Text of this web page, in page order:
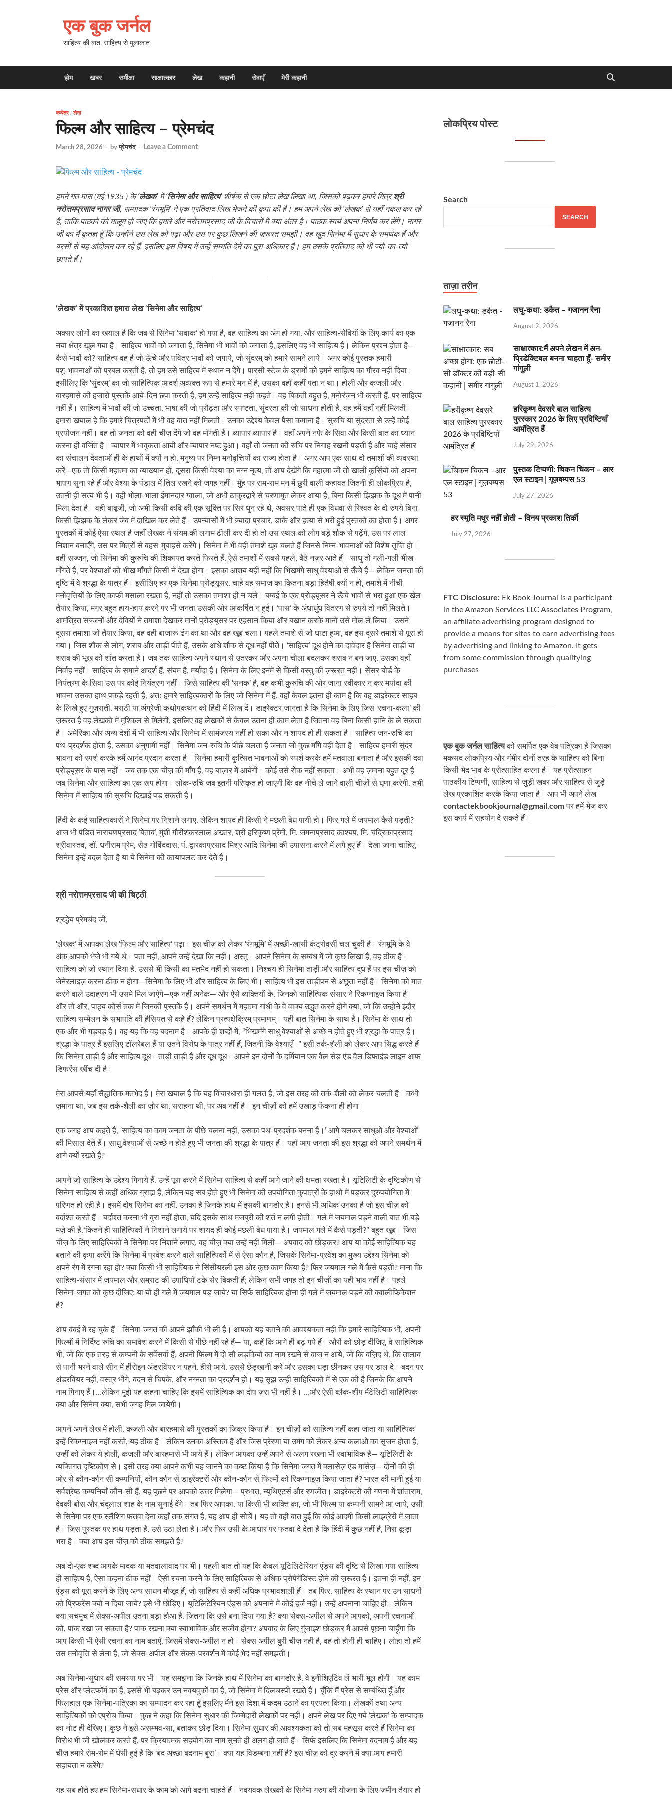
एक बुक जर्नल
साहित्य की बात, साहित्य से मुलाकात
होम खबर समीक्षा साक्षात्कार लेख कहानी सेवाएँ मेरी कहानी
कथेतर/ लेख
फिल्म और साहित्य – प्रेमचंद
March 28, 2026 - by प्रेमचंद - Leave a Comment
हमने गत मास (मई 1935 ) के‘लेखक’में‘सिनेमा और साहित्य’शीर्षक से एक छोटा लेख लिखा था, जिसको पढ़कर हमारे मित्रश्री
नरोत्तमप्रसाद नागर जी, सम्पादक ‘रंगभूमि’ ने एक प्रतिवाद लिख भेजने की कृपा की है। हम अपने लेख को ‘लेखक’ से यहाँ नकल कर रहे
हैं, ताकि पाठकों को मालूम हो जाए कि हमारे और नरोत्तमप्रसाद जी के विचारों में क्या अंतर है। पाठक स्वयं अपना निर्णय कर लेंगे। नागर
जी का मैं कृतज्ञ हूँ कि उन्होंने उस लेख को पढ़ा और उस पर कुछ लिखने की ज़रूरत समझी। वह खुद सिनेमा में सुधार के समर्थक हैं और
बरसों से यह आंदोलन कर रहे हैं, इसलिए इस विषय में उन्हें सम्मति देने का पूरा अधिकार है। हम उसके प्रतिवाद को भी ज्यों-का-त्यों
छापते हैं।
‘लेखक’ में प्रकाशित हमारा लेख ‘सिनेमा और साहित्य’
अक्सर लोगों का खयाल है कि जब से सिनेमा ‘सवाक’ हो गया है, वह साहित्य का अंग हो गया, और साहित्य-सेवियों के लिए कार्य का एक
नया क्षेत्र खुल गया है। साहित्य भावों को जगाता है, सिनेमा भी भावों को जगाता है, इसलिए वह भी साहित्य है। लेकिन प्रश्न होता है—
कैसे भावों को? साहित्य वह है जो ऊँचे और पवित्र भावों को जगाये, जो सुंदरम् को हमारे सामने लाये। अगर कोई पुस्तक हमारी
पशु‑भावनाओं को प्रबल करती है, तो हम उसे साहित्य में स्थान न देंगे। पारसी स्टेज के ड्रामों को हमने साहित्य का गौरव नहीं दिया।
इसीलिए कि ‘सुंदरम्’ का जो साहित्यिक आदर्श अव्यक्त रूप से हमारे मन में है, उसका वहाँ कहीं पता न था। होली और कजली और
बारहमासे की हजारों पुस्तकें आये-दिन छपा करती हैं, हम उन्हें साहित्य नहीं कहते। वह बिकती बहुत हैं, मनोरंजन भी करती हैं, पर साहित्य
नहीं हैं। साहित्य में भावों की जो उच्चता, भाषा की जो प्रौढ़ता और स्पष्टता, सुंदरता की जो साधना होती है, वह हमें वहाँ नहीं मिलती।
हमारा खयाल हे कि हमारे चित्रपटों में भी वह बात नहीं मिलती। उनका उद्देश्य केवल पैसा कमाना है। सुरुचि या सुंदरता से उन्हें कोई
प्रयोजन नहीं। वह तो जनता को वही चीज़ देंगे जो वह माँगती है। व्यापार व्यापार है। वहाँ अपने नफे के सिवा और किसी बात का ध्यान
करना ही वर्जित है। व्यापार में भावुकता आयी और व्यापार नष्ट हुआ। वहाँ तो जनता की रुचि पर निगाह रखनी पड़ती है और चाहे संसार
का संचालन देवताओं ही के हाथों में क्यों न हो, मनुष्य पर निम्न मनोवृत्तियों का राज्य होता है। अगर आप एक साथ दो तमाशों की व्यवस्था
करें—एक तो किसी महात्मा का व्याख्यान हो, दूसरा किसी वेश्या का नग्न नृत्य, तो आप देखेंगे कि महात्मा जी तो खाली कुर्सियों को अपना
भाषण सुना रहे हैं और वेश्या के पंडाल में तिल रखने को जगह नहीं। मुँह पर राम-राम मन में छुरी वाली कहावत जितनी ही लोकप्रिय है,
उतनी ही सत्य भी है। वही भोला-भाला ईमानदार ग्वाला, जो अभी ठाकुरद्वारे से चरणामृत लेकर आया है, बिना किसी झिझक के दूध में पानी
मिला देता है। वही बाबूजी, जो अभी किसी कवि की एक सूक्ति पर सिर धुन रहे थे, अवसर पाते ही एक विधवा से रिश्वत के दो रुपये बिना
किसी झिझक के लेकर जेब में दाखिल कर लेते हैं। उपन्यासों में भी ज़्यादा प्रचार, डाके और हत्या से भरी हुई पुस्तकों का होता है। अगर
पुस्तकों में कोई ऐसा स्थल है जहाँ लेखक ने संयम की लगाम ढीली कर दी हो तो उस स्थल को लोग बड़े शौक से पढ़ेंगे, उस पर लाल
निशान बनाएँगे, उस पर मित्रों से बहस-मुबाहसे करेंगे। सिनेमा में भी वही तमाशे खूब चलते हैं जिनसे निम्न-भावनाओं की विशेष तृप्ति हो।
वही सज्जन, जो सिनेमा की कुरुचि की शिकायत करते फिरते हैं, ऐसे तमाशों में सबसे पहले, बैठे नज़र आते हैं। साधु तो गली-गली भीख
माँगते हैं, पर वेश्याओं को भीख माँगते किसी ने देखा होगा। इसका आशय यही नहीं कि भिखमंगे साधु वेश्याओं से ऊँचे हैं— लेकिन जनता की
दृष्टि में वे श्रद्धा के पात्र हैं। इसीलिए हर एक सिनेमा प्रोड्यूसर, चाहे वह समाज का कितना बड़ा हितैषी क्यों न हो, तमाशे में नीची
मनोवृत्तियों के लिए काफी मसाला रखता है, नहीं तो उसका तमाशा ही न चले। बम्बई के एक प्रोड्यूसर ने ऊँचे भावों से भरा हुआ एक खेल
तैयार किया, मगर बहुत हाय-हाय करने पर भी जनता उसकी ओर आकर्षित न हुई। ’पास’ के अंधाधुंध वितरण से रुपये तो नहीं मिलते।
आमंत्रित सज्जनों और देवियों ने तमाशा देखकर मानों प्रोड्यूसर पर एहसान किया और बखान करके मानों उसे मोल ले लिया। उसने
दूसरा तमाशा जो तैयार किया, वह वही बाजारू ढंग का था और वह खूब चला। पहले तमाशे से जो घाटा हुआ, वह इस दूसरे तमाशे से पूरा हो
गया। जिस शौक से लोग, शराब और ताड़ी पीते हैं, उसके आधे शौक से दूध नहीं पीते। ‘साहित्य’ दूध होने का दावेदार है सिनेमा ताड़ी या
शराब की भूख को शांत करता है। जब तक साहित्य अपने स्थान से उतरकर और अपना चोला बदलकर शराब न बन जाए, उसका वहाँ
निर्वाह नहीं। साहित्य के समाने आदर्श हैं, संयम है, मर्यादा है। सिनेमा के लिए इनमें से किसी वस्तु की ज़रूरत नहीं। सेंसर बोर्ड के
नियंत्रण के सिवा उस पर कोई नियंत्रण नहीं। जिसे साहित्य की ‘सनक’ है, वह कभी कुरुचि की ओर जाना स्वीकार न कर मर्यादा की
भावना उसका हाथ पकड़े रहती है, अतः हमारे साहित्यकारों के लिए जो सिनेमा में हैं, वहाँ केवल इतना ही काम है कि वह डाइरेक्टर साहब
के लिखे हुए गुज़राती, मराठी या अंग्रेजी कथोपकथन को हिंदी में लिख दें। डाइरेक्टर जानता है कि सिनेमा के लिए जिस ‘रचना-कला’ की
ज़रूरत है वह लेखकों में मुश्किल से मिलेगी, इसलिए वह लेखकों से केवल उतना ही काम लेता है जितना वह बिना किसी हानि के ले सकता
है। अमेरिका और अन्य देशों में भी साहित्य और सिनेमा में सामंजस्य नहीं हो सका और न शायद हो ही सकता है। साहित्य जन-रुचि का
पथ‑प्रदर्शक होता है, उसका अनुगामी नहीं। सिनेमा जन-रुचि के पीछे चलता है जनता जो कुछ माँगे वही देता है। साहित्य हमारी सुंदर
भावना को स्पर्श करके हमें आनंद प्रदान करता है। सिनेमा हमारी कुत्सित भावनाओं को स्पर्श करके हमें मतवाला बनाता है और इसकी दवा
प्रोड्यूसर के पास नहीं। जब तक एक चीज़ की माँग है, वह बाज़ार में आयेगी। कोई उसे रोक नहीं सकता। अभी वह ज़माना बहुत दूर है
जब सिनेमा और साहित्य का एक रूप होगा। लोक-रुचि जब इतनी परिष्कृत हो जाएगी कि वह नीचे ले जाने वाली चीज़ों से घृणा करेगी, तभी
सिनेमा में साहित्य की सुरुचि दिखाई पड़ सकती है।
हिंदी के कई साहित्यकारों ने सिनेमा पर निशाने लगाए, लेकिन शायद ही किसी ने मछली बेध पायी हो। फिर गले में जयमाल कैसे पड़ती?
आज भी पंडित नारायणप्रसाद ’बेताब’, मुंशी गौरीशंकरलाल अख्तर, श्री हरिकृष्ण प्रेमी, मि. जमनाप्रसाद काश्यप, मि. चंद्रिकाप्रसाद
श्रीवास्तव, डॉ. धनीराम प्रेम, सेठ गोविंददास, पं. द्वारकाप्रसाद मिश्र आदि सिनेमा की उपासना करने में लगे हुए हैं। देखा जाना चाहिए,
सिनेमा इन्हें बदल देता है या ये सिनेमा की कायापलट कर देते हैं।
श्री नरोत्तमप्रसाद जी की चिट्ठी
श्रद्धेय प्रेमचंद जी,
‘लेखक’ में आपका लेख ‘फिल्म और साहित्य’ पढ़ा। इस चीज़ को लेकर ‘रंगभूमि’ में अच्छी-खासी कंट्रोवर्सी चल चुकी है। रंगभूमि के वे
अंक आपको भेजे भी गये थे। पता नहीं, आपने उन्हें देखा कि नहीं। अस्तु। आपने सिनेमा के सम्बंध में जो कुछ लिखा है, वह ठीक है।
साहित्य को जो स्थान दिया है, उससे भी किसी का मतभेद नहीं हो सकता। निश्चय ही सिनेमा ताड़ी और साहित्य दूध हैं पर इस चीज़ को
जेनेरलाइज़ करना ठीक न होगा—सिनेमा के लिए भी और साहित्य के लिए भी। साहित्य भी इस ताड़ीपन से अछूता नहीं है। सिनेमा को मात
करने वाले उदाहरण भी उसमे मिल जाएँगे—एक नहीं अनेक— और ऐसे व्यक्तियों के, जिनको साहित्यिक संसार ने रिकग्नाइज किया है।
और तो और, पाठ्य कोर्स तक में जिनकी पुस्तकें हैं। अपने समर्थन में महात्मा गांधी के वे वाक्य उद्धृत करने होंगे क्या, जो कि उन्होंने इंदौर
साहित्य सम्मेलन के सभापति की हैसियत से कहे हैं? लेकिन प्रत्यक्षेक्रिम् प्रमाणम्। यही बात सिनेमा के साथ है। सिनेमा के साथ तो
एक और भी गड़बड़ है। वह यह कि वह बदनाम है। आपके ही शब्दों में, “भिखमंगे साधु वेश्याओं से अच्छे न होते हुए भी श्रद्धा के पात्र हैं।
श्रद्धा के पात्र हैं इसलिए टॉलरेबल हैं या उतने विरोध के पात्र नहीं हैं, जितनी कि वेश्याएँ।” इसी तर्क-शैली को लेकर आप सिद्ध करते हैं
कि सिनेमा ताड़ी है और साहित्य दूध। ताड़ी ताड़ी है और दूध दूध। आपने इन दोनों के दर्मियान एक वैल सेड एंड वैल डिफाइंड लाइन आफ
डिफरेंस खींच दी है।
मेरा आपसे यहाँ सैद्धांतिक मतभेद है। मेरा खयाल है कि यह विचारधारा ही गलत है, जो इस तरह की तर्क-शैली को लेकर चलती है। कभी
ज़माना था, जब इस तर्क-शैली का ज़ोर था, सराहना थी, पर अब नहीं है। इन चीज़ों को हमें उखाड़ फेंकना ही होगा।
एक जगह आप कहते हैं, ‘साहित्य का काम जनता के पीछे चलना नहीं, उसका पथ-प्रदर्शक बनना है।’ आगे चलकर साधुओं और वेश्याओं
की मिसाल देते हैं। साधु वेश्याओं से अच्छे न होते हुए भी जनता की श्रद्धा के पात्र हैं। यहाँ आप जनता की इस श्रद्धा को अपने समर्थन में
आगे क्यों रखते हैं?
आपने जो साहित्य के उद्देश्य गिनाये हैं, उन्हें पूरा करने में सिनेमा साहित्य से कहीं आगे जाने की क्षमता रखता है। यूटिलिटी के दृष्टिकोण से
सिनेमा साहित्य से कहीं अधिक ग्राह्य है, लेकिन यह सब होते हुए भी सिनेमा की उपयोगिता कुपात्रों के हाथों में पड़कर दुरुपयोगिता में
परिणत हो रही है। इसमें दोष सिनेमा का नहीं, उनका है जिनके हाथ में इसकी बागडोर है। इनसे भी अधिक उनका है जो इस चीज़ को
बर्दाश्त करते हैं। बर्दाश्त करना भी बुरा नहीं होता, यदि इसके साथ मजबूरी की शर्त न लगी होती। गले में जयमाल पड़ने वाली बात भी बड़े
मज़े की है,“कितने ही साहित्यिकों ने निशाने लगाये पर शायद ही कोई मछली बेध पाया है। जयमाल गले में कैसे पड़ती?” बहुत खूब। जिस
चीज़ के लिए साहित्यिकों ने सिनेमा पर निशाने लगाए, वह चीज़ क्या उन्हें नहीं मिली— अपवाद को छोड़कर? आप या कोई साहित्यिक यह
बताने की कृपा करेंगे कि सिनेमा में प्रवेश करने वाले साहित्यिकों में से ऐसा कौन है, जिसके सिनेमा-प्रवेश का मुख्य उद्देश्य सिनेमा को
अपने रंग में रंगना रहा हो? क्या किसी भी साहित्यिक ने सिंसीयरली इस ओर कुछ काम किया है? फिर जयमाल गले में कैसे पड़ती? माना कि
साहित्य-संसार में जयमाल और सम्राट की उपाधियाँ टके सेर बिकती हैं; लेकिन सभी जगह तो इन चीज़ों का यही भाव नहीं है। पहले
सिनेमा-जगत को कुछ दीजिए; या यों ही गले में जयमाल पड़ जाये? या सिर्फ साहित्यिक होना ही गले में जयमाल पड़ने की क्वालीफिकेशन
है?
आप बंबई में रह चुके हैं। सिनेमा-जगत की आपने झाँकी भी ली है। आपको यह बताने की आवश्यकता नहीं कि हमारे साहित्यिक भी, अपनी
फिल्मों में निर्दिष्ट रुचि का समावेश करने में किसी से पीछे नहीं रहे हैं— या, कहें कि आगे ही बढ़ गये हैं। औरों को छोड़ दीजिए, वे साहित्यिक
भी, जो कि एक तरह से कम्पनी के सर्वेसर्वा हैं, अपनी फिल्म में दो सौ लड़कियों का नाम रखने से बाज न आये, जो कि बज़िद थे, कि तालाब
से पानी भरने वाले सीन में हीरोइन अंडरवियर न पहने, हीरो आये, उससे छेड़खानी करे और उसका घड़ा छीनकर उस पर डाल दे। बदन पर
अंडरवियर नहीं, वस्त्र भीगे, बदन से चिपके, और नग्नता का प्रदर्शन हो। यह सूझ उन्हीं साहित्यिकों में से एक की है जिनके कि आपने
नाम गिनाए हैं।…लेकिन मुझे यह कहना चाहिए कि इसमें साहित्यिक का दोष ज़रा भी नहीं है। …और ऐसी ब्लैक-शीप मैंटेलिटी साहित्यिक
क्या और सिनेमा क्या, सभी जगह मिल जायेगी।
आपने अपने लेख में होली, कजली और बारहमासे की पुस्तकों का जिक्र किया है। इन चीज़ों को साहित्य नहीं कहा जाता या साहित्यिक
इन्हें रिकग्नाइज नहीं करते, यह ठीक है। लेकिन उनका अस्तित्व है और जिस प्रेरणा या उमंग को लेकर अन्य कलाओं का सृजन होता है,
उन्हीं को लेकर ये होली, कजली और बारहमासे भी आये हैं। लेकिन आपका उन्हें अपने से अलग रखना भी स्वाभाविक है— यूटिलिटी के
व्यक्तिगत दृष्टिकोण से। इसी तरह क्या आपने कभी यह जानने का कष्ट किया है कि सिनेमा जगत में क्लासेज़ एंड मासेज़— दोनों की ही
ओर से कौन-कौन सी कम्पनियों, कौन कौन से डाइरेक्टरों और कौन-कौन से फिल्मों को रिकग्नाइज़ किया जाता है? भारत की मानी हुई या
सर्वश्रेष्ठ कम्पनियाँ कौन-सी हैं, यह पूछने पर आपको उत्तर मिलेगा— प्रभात, न्यूथिएटर्स और रणजीत। डाइरेक्टरों की गणना में शांताराम,
देवकी बोस और चंदूलाल शाह के नाम सुनाई देंगे। तब फिर आपका, या किसी भी व्यक्ति का, जो भी फिल्म या कम्पनी सामने आ जाये, उसी
से सिनेमा पर एक स्लैशिंग फतवा देना कहाँ तक संगत है, यह आप ही सोचें। यह तो वही बात हुई कि कोई आदमी किसी लाइब्रेरी में जाता
है। जिस पुस्तक पर हाथ पड़ता है, उसे उठा लेता है। और फिर उसी के आधार पर फतवा दे देता है कि हिंदी में कुछ नहीं है, निरा कूड़ा
भरा है। क्या आप इस चीज़ को ठीक समझते हैं?
अब दो-एक शब्द आपके मादक या मतवालावाद पर भी। पहली बात तो यह कि केवल यूटिलिटेरियन एंड्स की दृष्टि से लिखा गया साहित्य
ही साहित्य है, ऐसा कहना ठीक नहीं। ऐसी रचना करने के लिए साहित्यिक से अधिक प्रोपेगेंडिस्ट होने की ज़रूरत है। इतना ही नहीं, इन
एंड्स को पूरा करने के लिए अन्य साधन मौजूद हैं, जो साहित्य से कहीं अधिक प्रभावशाली हैं। तब फिर, साहित्य के स्थान पर उन साधनों
को प्रिफरेंस क्यों न दिया जाये? इसे भी छोड़िए। यूटिलिटेरियन एंड्स को अपनाने में कोई हर्ज नहीं। उन्हें अपनाना चाहिए ही। लेकिन
क्या सचमुच में सेक्स-अपील उतना बड़ा हौआ है, जितना कि उसे बना दिया गया है? क्या सेक्स-अपील से अपने आपको, अपनी रचनाओं
को, पाक रखा जा सकता है? पाक रखना क्या स्वाभाविक और सजीव होगा? अपवाद के लिए गुंजाइश छोड़कर मैं आपसे पूछना चाहूँगा कि
आप किसी भी ऐसी रचना का नाम बताएँ, जिसमें सेक्स-अपील न हो। सेक्स अपील बुरी चीज़ नही है, वह तो होनी ही चाहिए। लोहा तो हमें
उस मनोवृत्ति से लेना है, जो सेक्स-अपील और सेक्स-परवर्शन में कोई भेद नहीं समझती।
अब सिनेमा-सुधार की समस्या पर भी। यह समझना कि जिनके हाथ में सिनेमा का बागडोर है, वे इनीशिएटिव लें भारी भूल होगी। यह काम
प्रेस और प्लेटफॉर्म का है, इससे भी बढ़कर उन नवयवुकों का है, जो सिनेमा में दिलचस्पी रखते हैं। चूँकि मैं प्रेस से सम्बंधित हूँ और
फिलहाल एक सिनेमा-पत्रिका का सम्पादन कर रहा हूँ इसलिए मैंने इस दिशा में कदम उठाने का प्रयत्न किया। लेखकों तथा अन्य
साहित्यिकों को एप्रोच किया। कुछ ने कहा कि सिनेमा सुधार की जिम्मेदारी लेखकों पर नहीं। अपने लेख पर दिए गये ‘लेखक’ के सम्पादक
का नोट ही देखिए। कुछ ने इसे असम्भव-सा, बताकर छोड़ दिया। सिनेमा सुधार की आवश्यकता को तो सब महसूस करते हैं सिनेमा का
विरोध भी जी खोलकर करते हैं, पर क्रियात्मक सहयोग का नाम सुनते ही अलग हो जाते हैं। सिर्फ इसलिए कि सिनेमा बदनाम है और यह
चीज़ हमारे रोम-रोम में धँसी हुई है कि ‘बद अच्छा बदनाम बुरा’। क्या यह विडम्बना नहीं है? इस चीज़ को दूर करने में क्या आप हमारी
सहायता न करेंगे?
यह सब होते हुए हम सिनेमा-सुधार के काम को आगे बढ़ना चाहते हैं। नवयुवक लेखकों के सिनेमा ग्रुप की योजना के लिए ज़मीन तैयार हो
लोकप्रिय पोस्ट
Search
SEARCH
ताज़ा तरीन
लघु-कथा: डकैत – गजानन रैना
August 2, 2026
साक्षात्कार:मैं अपने लेखन में अन-
प्रिडेक्टिबल बनना चाहता हूँ- समीर
गांगुली
August 1, 2026
हरिकृष्ण देवसरे बाल साहित्य
पुरस्कार 2026 के लिए प्रविष्टियाँ
आमंत्रित हैं
July 29, 2026
पुस्तक टिप्पणी: चिकन चिकन – आर
एल स्टाइन | गूज़बम्पस 53
July 27, 2026
हर स्मृति मधुर नहीं होती – विनय प्रकाश तिर्की
July 27, 2026
FTC Disclosure: Ek Book Journal is a participant
in the Amazon Services LLC Associates Program,
an affiliate advertising program designed to
provide a means for sites to earn advertising fees
by advertising and linking to Amazon. It gets
from some commission through qualifying
purchases
एक बुक जर्नल साहित्यको समर्पित एक वेब पत्रिका है जिसका
मकसद लोकप्रिय और गंभीर दोनों तरह के साहित्य को बिना
किसी भेद भाव के प्रोत्साहित करना है। यह प्रोत्साहन
पाठकीय टिप्पणी, साहित्य से जुड़ी खबर और साहित्य से जुड़े
लेख प्रकाशित करके किया जाता है। आप भी अपने लेख
contactekbookjournal@gmail.comपर हमें भेज कर
इस कार्य में सहयोग दे सकते हैं।